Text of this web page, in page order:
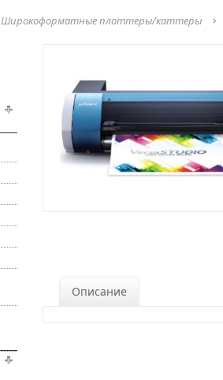
Широкоформатные плоттеры/каттеры
Описание